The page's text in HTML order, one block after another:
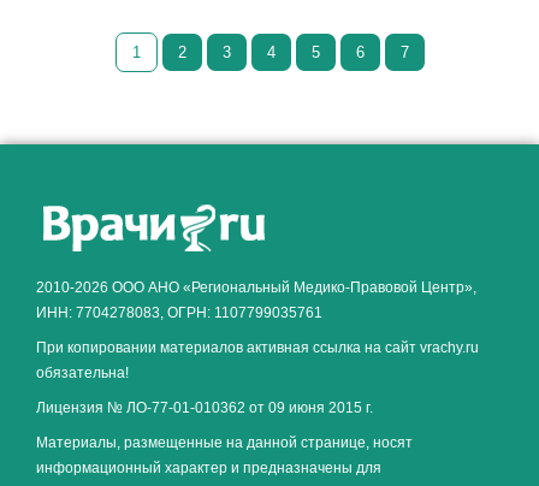
1 2 3 4 5 6 7
2010-2026 ООО АНО «Региональный Медико-Правовой Центр»,
ИНН: 7704278083, ОГРН: 1107799035761
При копировании материалов активная ссылка на сайт vrachy.ru
обязательна!
Лицензия № ЛО-77-01-010362 от 09 июня 2015 г.
Материалы, размещенные на данной странице, носят
информационный характер и предназначены для